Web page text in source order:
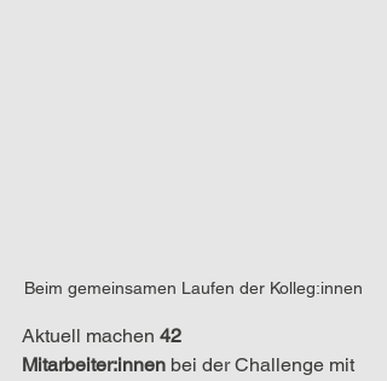
Beim gemeinsamen Laufen der Kolleg:innen
Aktuell machen 42
Mitarbeiter:innen bei der Challenge mit